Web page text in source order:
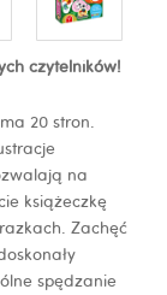
czytelników!
20 stron.
na
książeczkę
Zachęć
spędzanie